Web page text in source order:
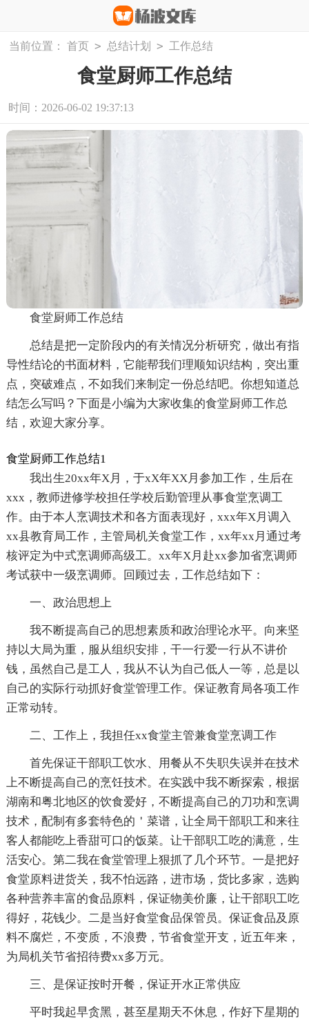
当前位置： 首页 > 总结计划 > 工作总结
食堂厨师工作总结
时间：2026-06-02 19:37:13
食堂厨师工作总结
总结是把一定阶段内的有关情况分析研究，做出有指
导性结论的书面材料，它能帮我们理顺知识结构，突出重
点，突破难点，不如我们来制定一份总结吧。你想知道总
结怎么写吗？下面是小编为大家收集的食堂厨师工作总
结，欢迎大家分享。
食堂厨师工作总结1
我出生20xx年X月，于xX年XX月参加工作，生后在
xxx，教师进修学校担任学校后勤管理从事食堂烹调工
作。由于本人烹调技术和各方面表现好，xxx年X月调入
xx县教育局工作，主管局机关食堂工作，xx年xx月通过考
核评定为中式烹调师高级工。xx年X月赴xx参加省烹调师
考试获中一级烹调师。回顾过去，工作总结如下：
一、政治思想上
我不断提高自己的思想素质和政治理论水平。向来坚
持以大局为重，服从组织安排，干一行爱一行从不讲价
钱，虽然自己是工人，我从不认为自己低人一等，总是以
自己的实际行动抓好食堂管理工作。保证教育局各项工作
正常动转。
二、工作上，我担任xx食堂主管兼食堂烹调工作
首先保证干部职工饮水、用餐从不失职失误并在技术
上不断提高自己的烹饪技术。在实践中我不断探索，根据
湖南和粤北地区的饮食爱好，不断提高自己的刀功和烹调
技术，配制有多套特色的＇菜谱，让全局干部职工和来往
客人都能吃上香甜可口的饭菜。让干部职工吃的满意，生
活安心。第二我在食堂管理上狠抓了几个环节。一是把好
食堂原料进货关，我不怕远路，进市场，货比多家，选购
各种营养丰富的食品原料，保证物美价廉，让干部职工吃
得好，花钱少。二是当好食堂食品保管员。保证食品及原
料不腐烂，不变质，不浪费，节省食堂开支，近五年来，
为局机关节省招待费xx多万元。
三、是保证按时开餐，保证开水正常供应
平时我起早贪黑，甚至星期天不休息，作好下星期的